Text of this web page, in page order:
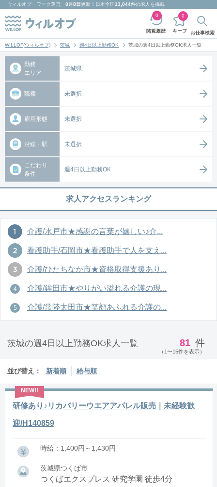
ウィルオブ・ワーク運営 8月8日更新！日本全国13,044件の求人を掲載
閲覧履歴
0
キープ
0
お仕事検索
WILLOF(ウィルオブ) 茨城 週4日以上勤務OK 茨城の週4日以上勤務OK求人一覧
勤務
エリア
茨城県
職種 未選択
雇用形態 未選択
沿線・駅 未選択
こだわり
条件
週4日以上勤務OK
求人アクセスランキング
介護/水戸市★感謝の言葉が嬉しい♪介...
看護助手/石岡市★看護助手で人を支え...
介護/ひたちなか市★資格取得支援あり...
介護/鉾田市★やりがい溢れる介護の現...
介護/常陸太田市★笑顔あふれる介護の...
茨城の週4日以上勤務OK求人一覧 81 件
（1〜15件を表示）
並び替え： 新着順 給与順
研修あり♪リカバリーウエアアパレル販売｜未経験歓
迎/H140859
時給：1,400円～1,430円
茨城県つくば市
つくばエクスプレス 研究学園 徒歩4分